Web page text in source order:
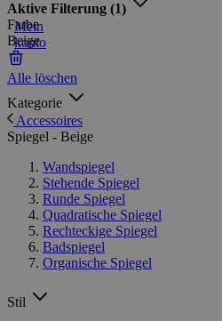
Mein
konto
Aktive Filterung (1)
Farbe
Beige
Alle löschen
Kategorie
Accessoires
Spiegel - Beige
Wandspiegel
Stehende Spiegel
Runde Spiegel
Quadratische Spiegel
Rechteckige Spiegel
Badspiegel
Organische Spiegel
Stil